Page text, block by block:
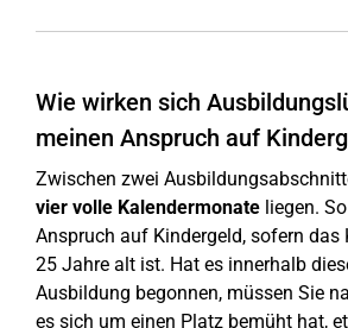
Wie wirken sich
meinen Anspruch auf
Zwischen zwei
vier volle Kalendermonate liegen.
Anspruch auf Kindergeld, sofern das
25 Jahre alt ist. Hat es innerhalb
Ausbildung begonnen, müssen Sie
es sich um einen Platz bemüht hat,